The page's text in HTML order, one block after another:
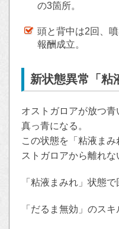
の3箇所。
頭と背中は2回、
報酬成立。
新状態異常「粘
オストガロアが放つ
真っ青になる。
この状態を「粘液ま
ストガロアから離れな
「粘液まみれ」状態
「だるま無効」のス